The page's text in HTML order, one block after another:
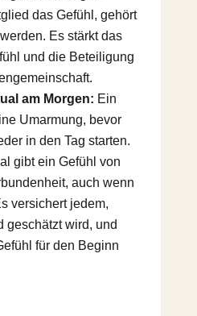
das Gefühl, gehört
Es stärkt das
und die Beteiligung
am Morgen: Ein
Umarmung, bevor
in den Tag starten.
gibt ein Gefühl von
auch wenn
versichert jedem,
geschätzt wird, und
für den Beginn